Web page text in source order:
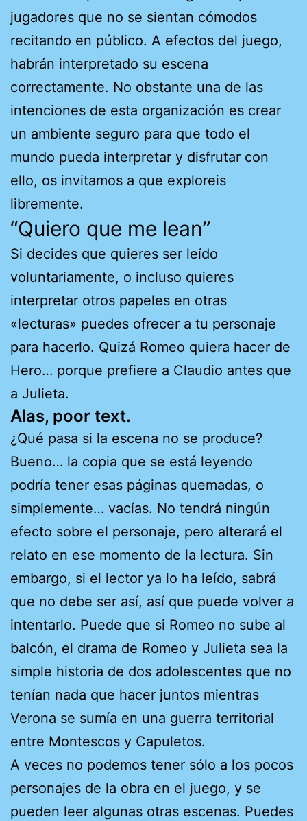
jugadores que no se sientan cómodos
recitando en público. A efectos del juego,
habrán interpretado su escena
correctamente. No obstante una de las
intenciones de esta organización es crear
un ambiente seguro para que todo el
mundo pueda interpretar y disfrutar con
ello, os invitamos a que exploreis
libremente.
“Quiero que me lean”
Si decides que quieres ser leído
voluntariamente, o incluso quieres
interpretar otros papeles en otras
«lecturas» puedes ofrecer a tu personaje
para hacerlo. Quizá Romeo quiera hacer de
Hero… porque prefiere a Claudio antes que
a Julieta.
Alas, poor text.
¿Qué pasa si la escena no se produce?
Bueno… la copia que se está leyendo
podría tener esas páginas quemadas, o
simplemente… vacías. No tendrá ningún
efecto sobre el personaje, pero alterará el
relato en ese momento de la lectura. Sin
embargo, si el lector ya lo ha leído, sabrá
que no debe ser así, así que puede volver a
intentarlo. Puede que si Romeo no sube al
balcón, el drama de Romeo y Julieta sea la
simple historia de dos adolescentes que no
tenían nada que hacer juntos mientras
Verona se sumía en una guerra territorial
entre Montescos y Capuletos.
A veces no podemos tener sólo a los pocos
personajes de la obra en el juego, y se
pueden leer algunas otras escenas. Puedes